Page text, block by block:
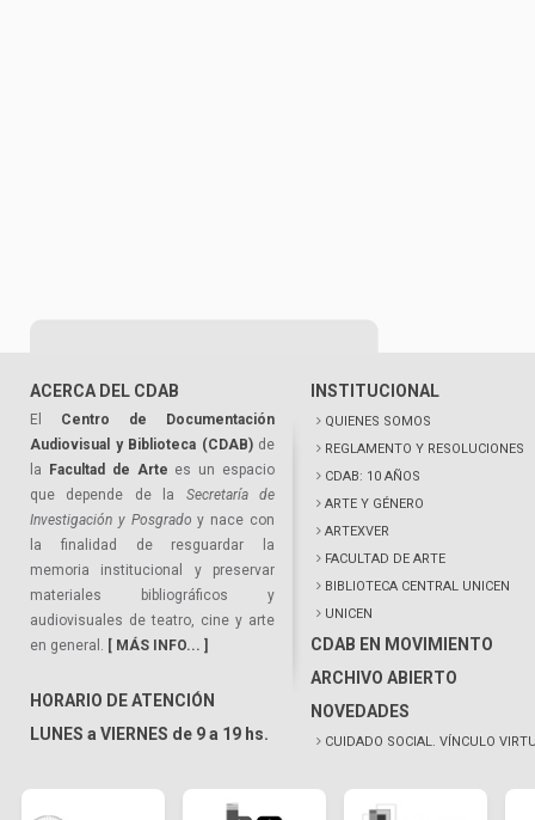
ACERCA DEL CDAB
El Centro de Documentación
Audiovisual y Biblioteca (CDAB)de
la
Facultad de Arte es un espacio
que depende de la Secretaría de
Investigación y Posgrado y nace con
la finalidad de resguardar la
memoria institucional y preservar
materiales bibliográficos y
audiovisuales de teatro, cine y arte
en general. [ MÁS INFO... ]
HORARIO DE ATENCIÓN
LUNES a VIERNES de 9 a 19 hs.
INSTITUCIONAL
QUIENES SOMOS
REGLAMENTO Y RESOLUCIONES
CDAB: 10 AÑOS
ARTE Y GÉNERO
ARTEXVER
FACULTAD DE ARTE
BIBLIOTECA CENTRAL UNICEN
UNICEN
CDAB EN MOVIMIENTO
ARCHIVO ABIERTO
NOVEDADES
CUIDADO SOCIAL. VÍNCULO